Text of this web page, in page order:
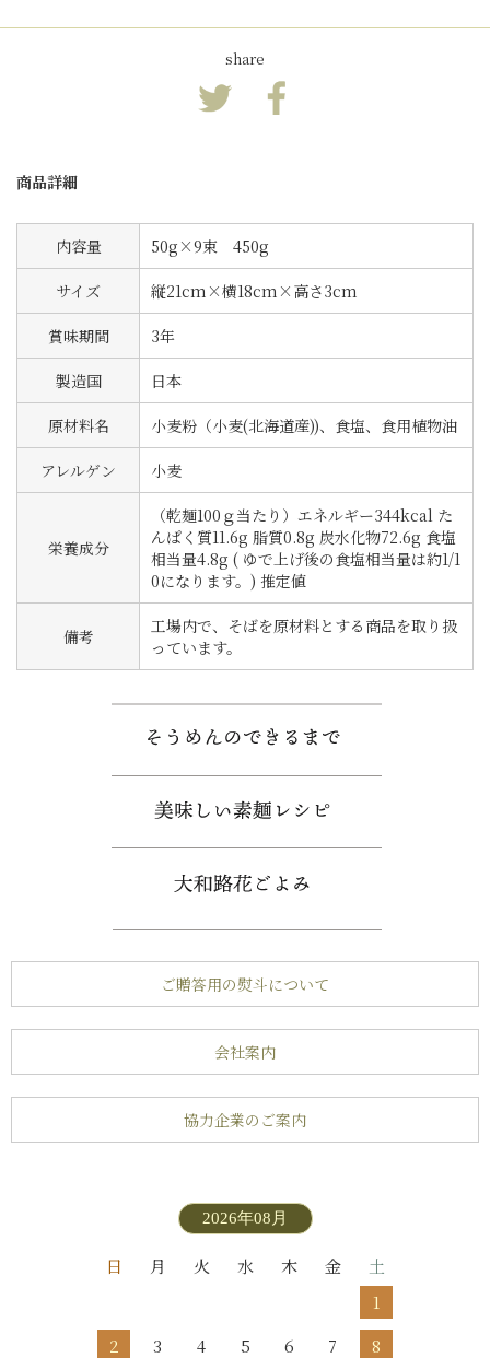
share
商品詳細
内容量 50g×9束 450g
サイズ 縦21cm×横18cm×高さ3cm
賞味期間 3年
製造国 日本
原材料名 小麦粉（小麦(北海道産))、食塩、食用植物油
アレルゲン 小麦
栄養成分
（乾麺100ｇ当たり）エネルギー344kcal た
んぱく質11.6g 脂質0.8g 炭水化物72.6g 食塩
相当量4.8g ( ゆで上げ後の食塩相当量は約1/1
0になります。) 推定値
備考
工場内で、そばを原材料とする商品を取り扱
っています。
ご贈答用の熨斗について
会社案内
協力企業のご案内
2026年08月
日 月 火 水 木 金
土
1
2
3 4 5 6 7
8